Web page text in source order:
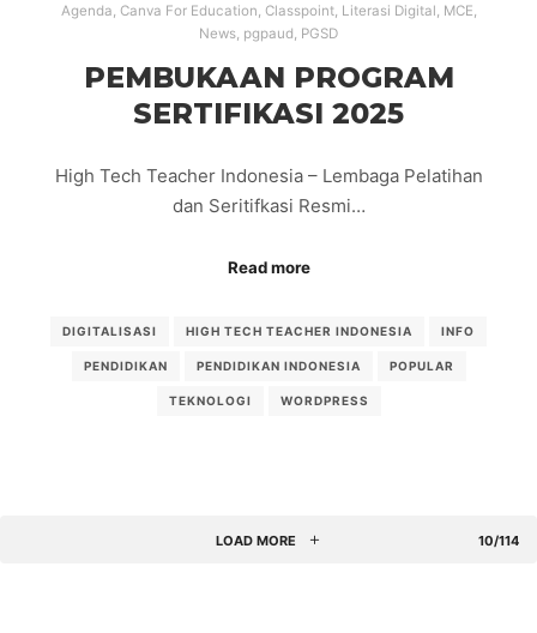
Agenda, Canva For Education, Classpoint, Literasi Digital, MCE,
News, pgpaud, PGSD
PEMBUKAAN PROGRAM
SERTIFIKASI 2025
High Tech Teacher Indonesia – Lembaga Pelatihan
dan Seritifkasi Resmi…
Read more
DIGITALISASI HIGH TECH TEACHER INDONESIA INFO
PENDIDIKAN PENDIDIKAN INDONESIA POPULAR
TEKNOLOGI WORDPRESS
LOAD MORE 10/114